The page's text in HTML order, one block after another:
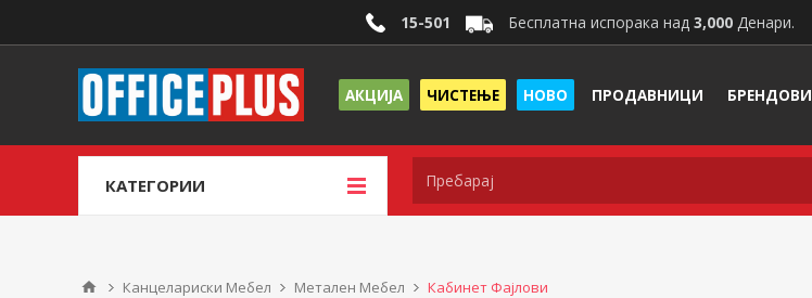
15-501 Бесплатна испорака над 3,000 Денари.
АКЦИЈА ЧИСТЕЊЕ НОВО ПРОДАВНИЦИ БРЕНДОВИ
КАТЕГОРИИ
Канцелариски Мебел Метален Мебел Кабинет Фајлови